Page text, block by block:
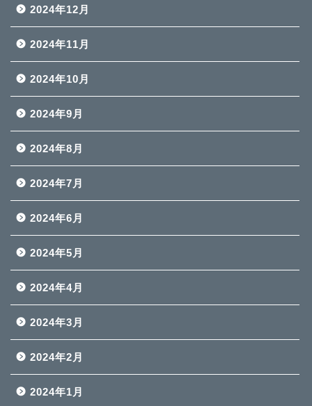
2024年12月
2024年11月
2024年10月
2024年9月
2024年8月
2024年7月
2024年6月
2024年5月
2024年4月
2024年3月
2024年2月
2024年1月